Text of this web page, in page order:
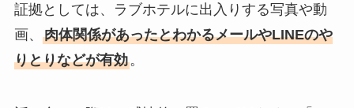
証拠としては、ラブホテルに出入りする写真や動
画、 肉体関係があったとわかるメールやLINEのや
りとりなどが有効。